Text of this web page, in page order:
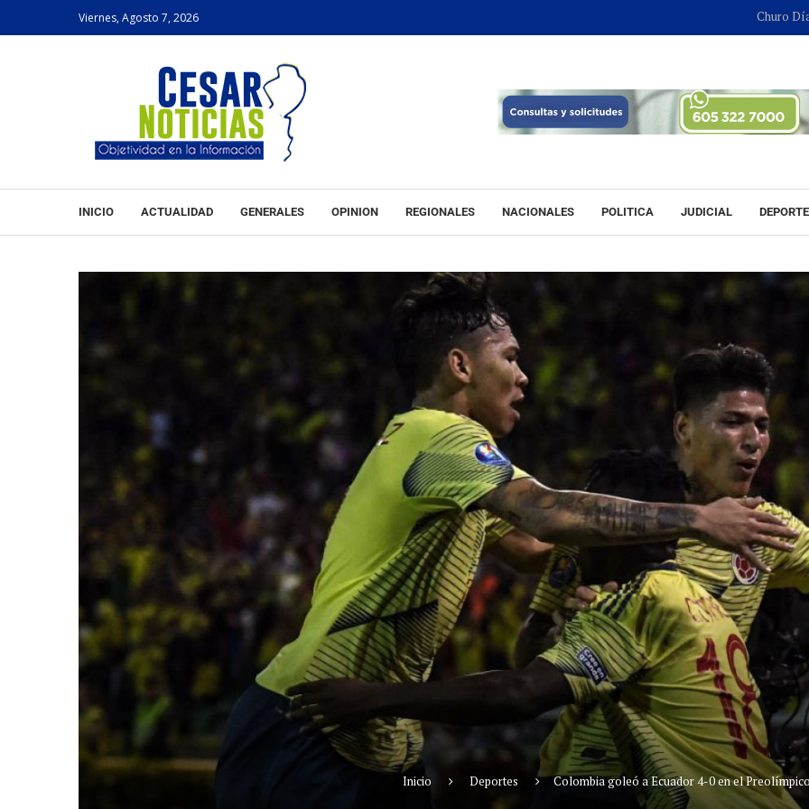
Viernes, Agosto 7, 2026 Churo Díaz
INICIO ACTUALIDAD GENERALES OPINION REGIONALES NACIONALES POLITICA JUDICIAL
Inicio Deportes Colombia goleó a Ecuador 4-0 en el